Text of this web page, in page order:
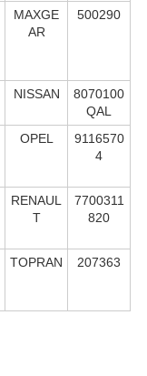
MAXGE
AR
500290
NISSAN
8070100
QAL
OPEL
9116570
4
RENAUL
T
7700311
820
TOPRAN 207363